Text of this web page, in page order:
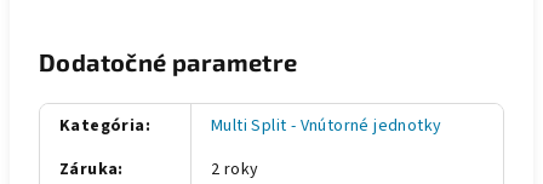
Dodatočné parametre
Kategória:
Multi Split - Vnútorné jednotky
Záruka:
2 roky